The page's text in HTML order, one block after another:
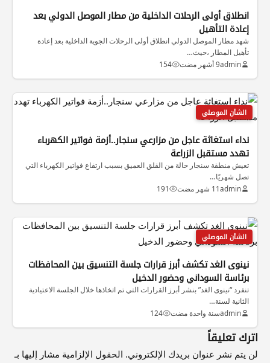
انطلاق أولى الرحلات الداخلية من مطار الموصل الدولي بعد
إعادة التأهيل
شهد مطار الموصل الدولي انطلاق أولى الرحلات الجوية الداخلية بعد إعادة
تأهيل المطار ،حيث…
admin9 أشهر مضت 154
الشأن الموصلي
نداء استغاثة عاجل من مزارعي سنجار..أزمة فواتير الكهرباء
تهدد مستقبل الزراعة
تعيش منطقة سنجار حالة من القلق العميق بسبب ارتفاع فواتير الكهرباء التي
تصل شهريًا…
admin11 شهر مضت 191
الشأن الموصلي
نينوى الغد تكشف أبرز قرارات جلسة التنسيق بين المحافظات
برئاسة السوداني وحضور الدخيل
تنفرد “نينوى الغد” بنشر أبرز القرارات التي تم اتخاذها خلال الجلسة الاعتيادية
الثانية لسنة…
adminسنة واحدة مضت 124
اترك تعليقاً
لن يتم نشر عنوان بريدك الإلكتروني. الحقول الإلزامية مشار إليها بـ